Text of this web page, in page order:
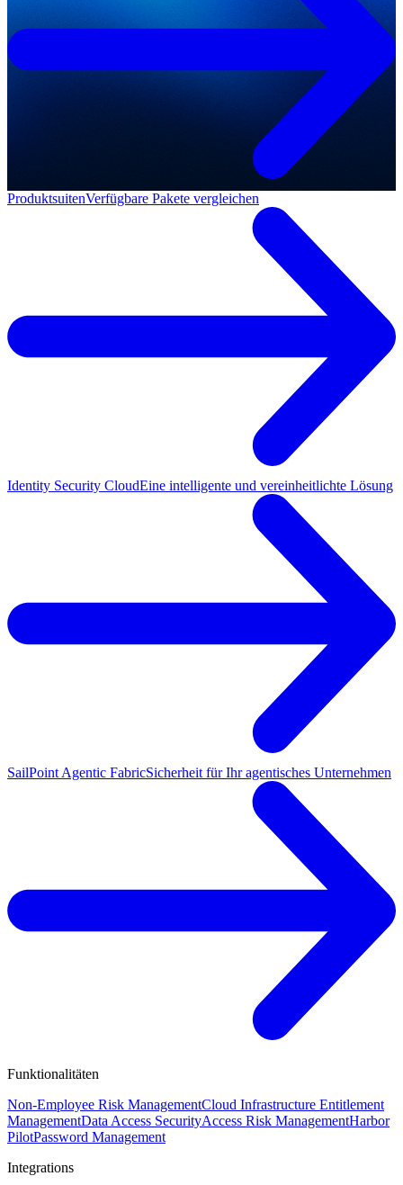
ProduktsuitenVerfügbare Pakete vergleichen
Identity Security CloudEine intelligente und vereinheitlichte Lösung
SailPoint Agentic FabricSicherheit für Ihr agentisches Unternehmen
Funktionalitäten
Non-Employee Risk ManagementCloud Infrastructure Entitlement
ManagementData Access SecurityAccess Risk ManagementHarbor
PilotPassword Management
Integrations